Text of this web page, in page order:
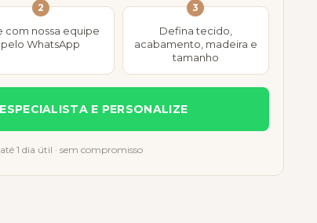
2
com nossa equipe
pelo WhatsApp
3
Defina tecido,
acabamento, madeira e
tamanho
E PERSONALIZE
1 dia útil · sem compromisso